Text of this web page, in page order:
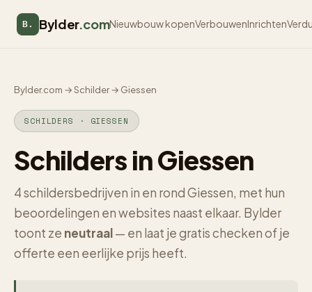
B. Bylder.comNieuwbouw kopenVerbouwenInrichten
Bylder.com →Schilder→ Giessen
SCHILDERS · GIESSEN
Schilders in Giessen
4 schildersbedrijven in en rond Giessen, met hun
beoordelingen en websites naast elkaar. Bylder
toont ze neutraal— en laat je gratis checken of je
offerte een eerlijke prijs heeft.